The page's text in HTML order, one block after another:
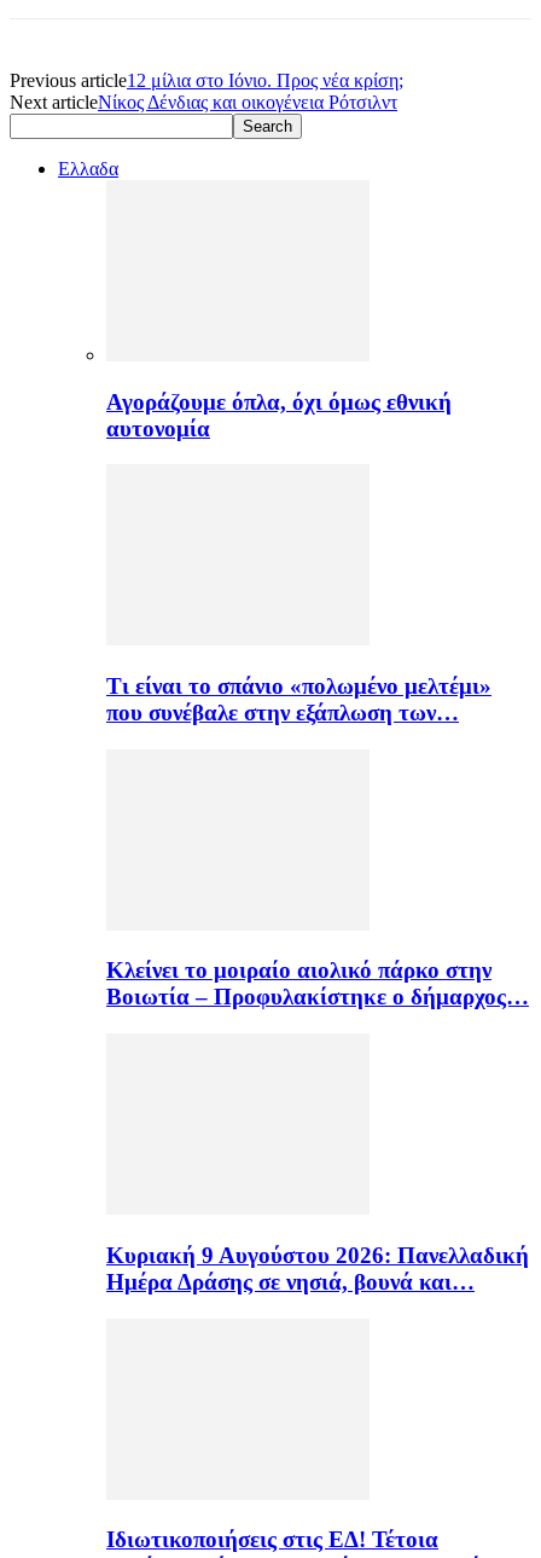
Previous article12 μίλια στο Ιόνιο. Προς νέα κρίση;
Next articleΝίκος Δένδιας και οικογένεια Ρότσιλντ
Ελλαδα
Αγοράζουμε όπλα, όχι όμως εθνική
αυτονομία
Τι είναι το σπάνιο «πολωμένο μελτέμι»
που συνέβαλε στην εξάπλωση των…
Κλείνει το μοιραίο αιολικό πάρκο στην
Βοιωτία – Προφυλακίστηκε ο δήμαρχος…
Κυριακή 9 Αυγούστου 2026: Πανελλαδική
Ημέρα Δράσης σε νησιά, βουνά και…
Ιδιωτικοποιήσεις στις ΕΔ! Τέτοια